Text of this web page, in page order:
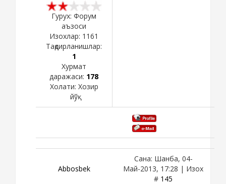
Гурух: Форум
аъзоси
Изохлар: 1161
Тақдирланишлар:
1
Хурмат
даражаси: 178
Холати: Хозир
йўқ
Abbosbek
Сана: Шанба, 04-
Май-2013, 17:28 | Изох
# 145